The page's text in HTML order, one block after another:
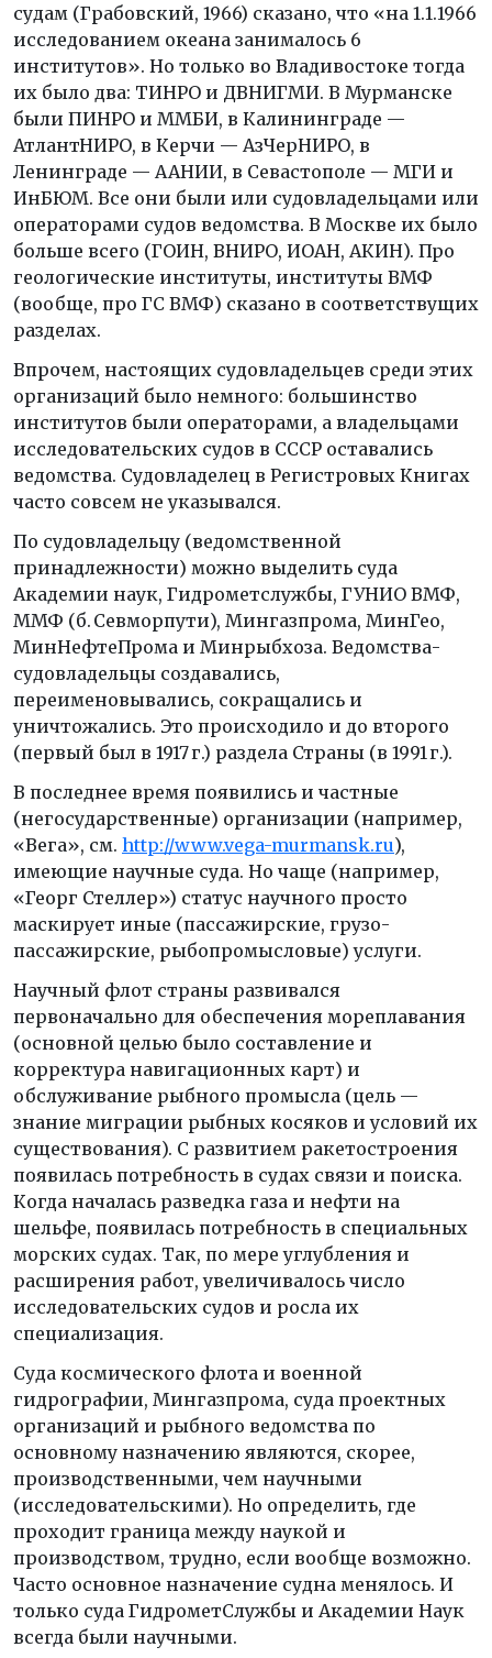
судам (Грабовский, 1966) сказано, что «на 1.1.1966
исследованием океана занималось 6
институтов». Но только во Владивостоке тогда
их было два: ТИНРО и ДВНИГМИ. В Мурманске
были ПИНРО и ММБИ, в Калининграде —
АтлантНИРО, в Керчи — АзЧерНИРО, в
Ленинграде — ААНИИ, в Севастополе — МГИ и
ИнБЮМ. Все они были или судовладельцами или
операторами судов ведомства. В Москве их было
больше всего (ГОИН, ВНИРО, ИОАН, АКИН). Про
геологические институты, институты ВМФ
(вообще, про ГС ВМФ) сказано в соответствущих
разделах.
Впрочем, настоящих судовладельцев среди этих
организаций было немного: большинство
институтов были операторами, а владельцами
исследовательских судов в СССР оставались
ведомства. Судовладелец в Регистровых Книгах
часто совсем не указывался.
По судовладельцу (ведомственной
принадлежности) можно выделить суда
Академии наук, Гидрометслужбы, ГУНИО ВМФ,
ММФ (б. Севморпути), Мингазпрома, МинГео,
МинНефтеПрома и Минрыбхоза. Ведомства-
судовладельцы создавались,
переименовывались, сокращались и
уничтожались. Это происходило и до второго
(первый был в 1917 г.) раздела Страны (в 1991 г.).
В последнее время появились и частные
(негосударственные) организации (например,
«Вега», см. http://www.vega-murmansk.ru),
имеющие научные суда. Но чаще (например,
«Георг Стеллер») статус научного просто
маскирует иные (пассажирские, грузо-
пассажирские, рыбопромысловые) услуги.
Научный флот страны развивался
первоначально для обеспечения мореплавания
(основной целью было составление и
корректура навигационных карт) и
обслуживание рыбного промысла (цель —
знание миграции рыбных косяков и условий их
существования). С развитием ракетостроения
появилась потребность в судах связи и поиска.
Когда началась разведка газа и нефти на
шельфе, появилась потребность в специальных
морских судах. Так, по мере углубления и
расширения работ, увеличивалось число
исследовательских судов и росла их
специализация.
Суда космического флота и военной
гидрографии, Мингазпрома, суда проектных
организаций и рыбного ведомства по
основному назначению являются, скорее,
производственными, чем научными
(исследовательскими). Но определить, где
проходит граница между наукой и
производством, трудно, если вообще возможно.
Часто основное назначение судна менялось. И
только суда ГидрометСлужбы и Академии Наук
всегда были научными.